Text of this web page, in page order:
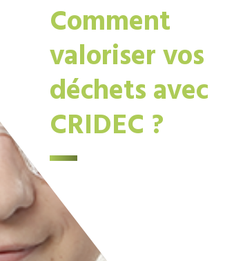
Comment
valoriser vos
déchets avec
CRIDEC ?